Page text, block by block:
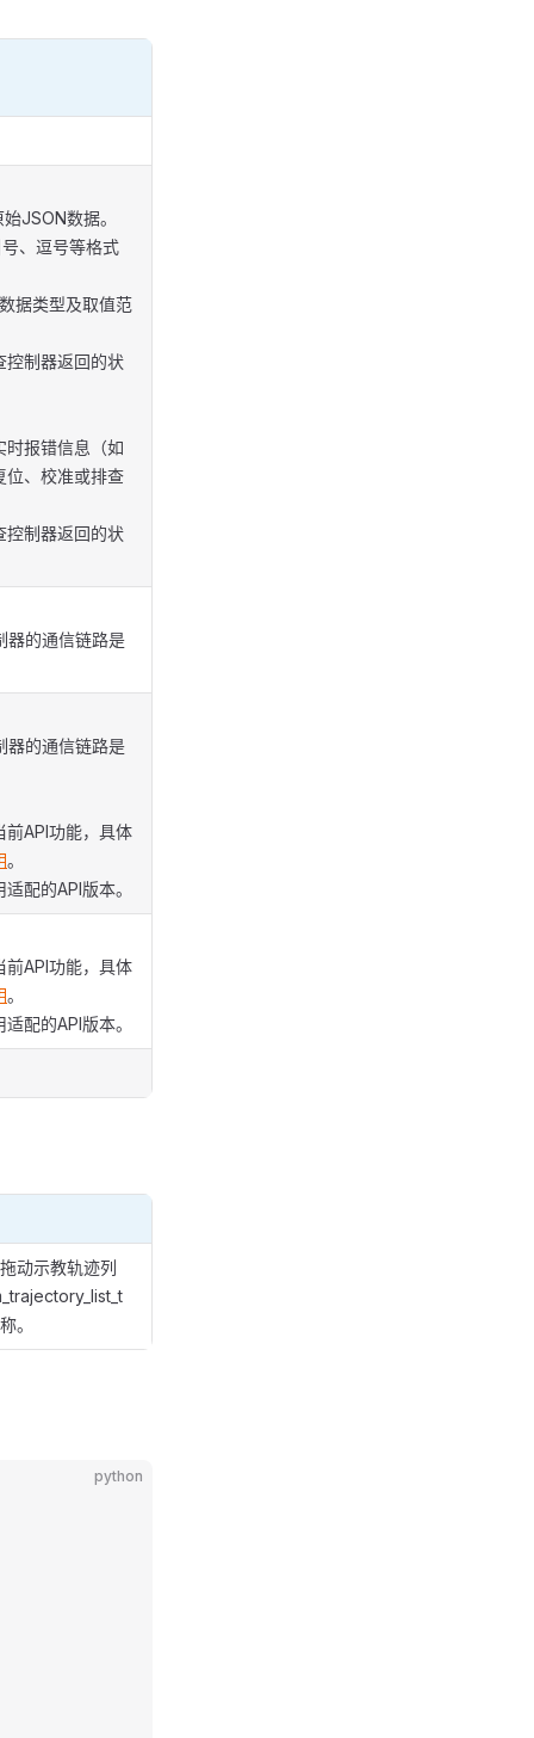
JSON数据。
、逗号等格式
据类型及取值范
制器返回的状
报错信息（如
位、校准或排查
制器返回的状
器的通信链路是
器的通信链路是
API功能，具体
。
配的API版本。
API功能，具体
。
配的API版本。
动示教轨迹列
。
python